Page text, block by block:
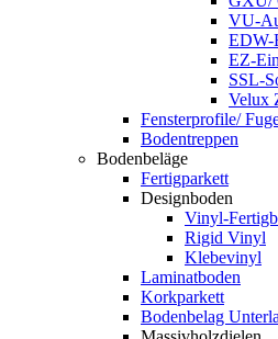
VU-
EDW-
EZ-
SSL-
Velux
Fensterprofile/
Bodentreppen
Bodenbeläge
Fertigparkett
Designboden
Vinyl-
Rigid Vinyl
Klebevinyl
Laminatboden
Korkparkett
Bodenbelag